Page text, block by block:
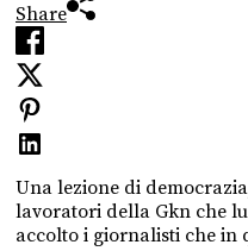
Share
Una lezione di
lavoratori della Gkn che
accolto i giornalisti che in